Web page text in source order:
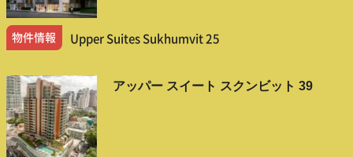
物件情報 Upper Suites Sukhumvit 25
アッパー スイート スクンビット 39